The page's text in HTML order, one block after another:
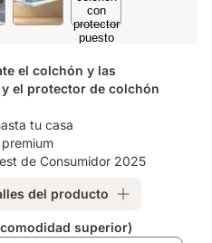
el colchón y las
el protector de colchón
tu casa
de Consumidor 2025
del producto
superior)